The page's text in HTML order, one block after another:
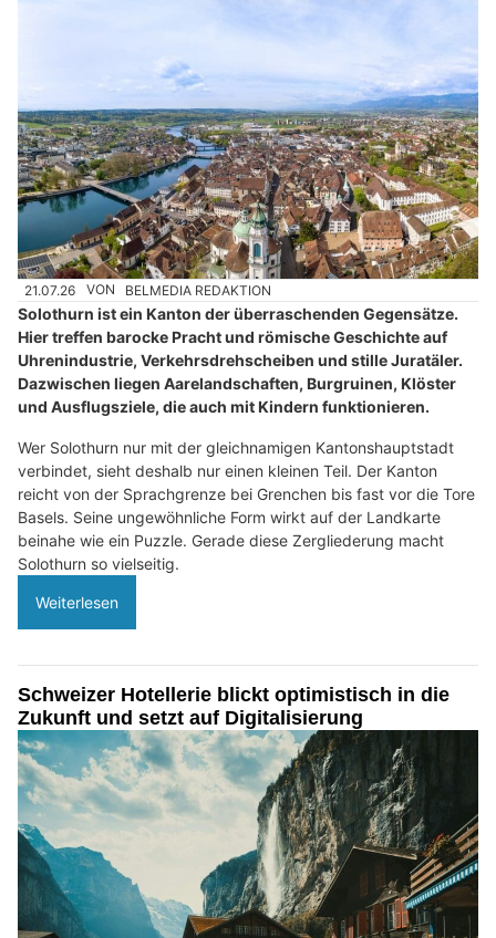
21.07.26 VON BELMEDIA REDAKTION
Solothurn ist ein Kanton der überraschenden Gegensätze.
Hier treffen barocke Pracht und römische Geschichte auf
Uhrenindustrie, Verkehrsdrehscheiben und stille Juratäler.
Dazwischen liegen Aarelandschaften, Burgruinen, Klöster
und Ausflugsziele, die auch mit Kindern funktionieren.
Wer Solothurn nur mit der gleichnamigen Kantonshauptstadt
verbindet, sieht deshalb nur einen kleinen Teil. Der Kanton
reicht von der Sprachgrenze bei Grenchen bis fast vor die Tore
Basels. Seine ungewöhnliche Form wirkt auf der Landkarte
beinahe wie ein Puzzle. Gerade diese Zergliederung macht
Solothurn so vielseitig.
Weiterlesen
Schweizer Hotellerie blickt optimistisch in die
Zukunft und setzt auf Digitalisierung